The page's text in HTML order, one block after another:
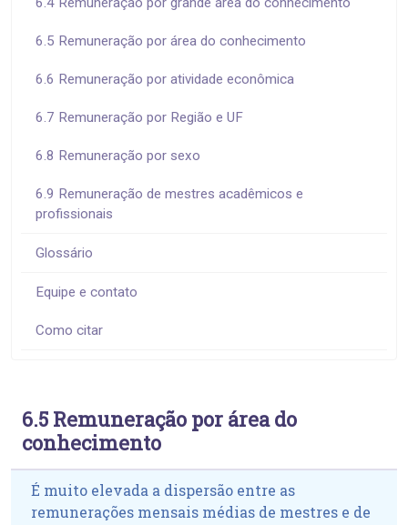
6.5 Remuneração por área do conhecimento
6.6 Remuneração por atividade econômica
6.7 Remuneração por Região e UF
6.8 Remuneração por sexo
6.9 Remuneração de mestres acadêmicos e
profissionais
Glossário
Equipe e contato
Como citar
6.5 Remuneração por área do
conhecimento
É muito elevada a dispersão entre as
remunerações mensais médias de mestres e de